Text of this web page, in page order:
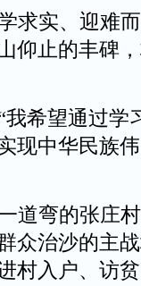
求实、迎难
止的丰碑
希望通过学
现中华民族
道弯的张庄
众治沙的主
村入户、访